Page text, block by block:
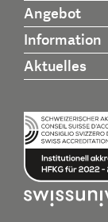
Angebot
Information
Aktuelles